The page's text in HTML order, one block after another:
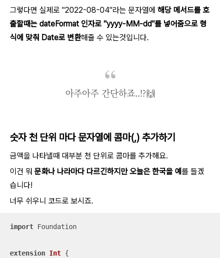
그렇다면 실제로 "2022-08-04"라는 문자열에 해당 메서드를 호
출할때는 dateFormat 인자로 "yyyy-MM-dd"를 넣어줌으로 형
식에 맞춰 Date로 변환해줄 수 있는것입니다.
아주아주 간단하죠..!?🙌
숫자 천 단위 마다 문자열에 콤마(,) 추가하기
금액을 나타낼때 대부분 천 단위로 콤마를 추가해요.
이건 뭐 문화나 나라마다 다르긴하지만 오늘은 한국을 예 를 들겠
습니다!
너무 쉬우니 코드로 보시죠.
import Foundation
extension Int {